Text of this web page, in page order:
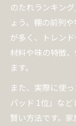
のたれランキン
ょう。棚の前列
が多く、トレン
材料や味の特徴
ます。
また、実際に使
パッド 1位」な
賢い方法です。